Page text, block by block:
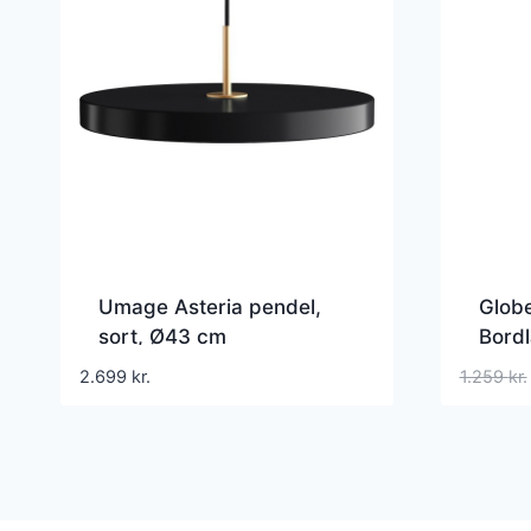
Umage Asteria pendel,
sort, Ø43 cm
2.699 kr. 1.259kr.